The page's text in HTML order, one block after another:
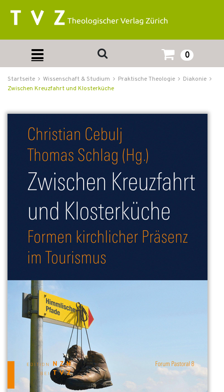
0
Startseite Wissenschaft & Studium Praktische Theologie
Diakonie
Zwischen Kreuzfahrt und Klosterküche